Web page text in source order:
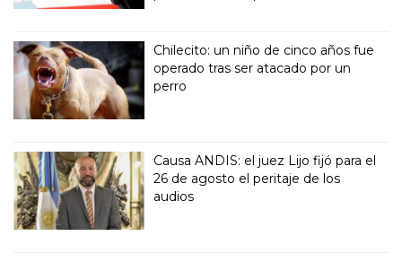
Chilecito: un niño de cinco años fue
operado tras ser atacado por un
perro
Causa ANDIS: el juez Lijo fijó para el
26 de agosto el peritaje de los
audios